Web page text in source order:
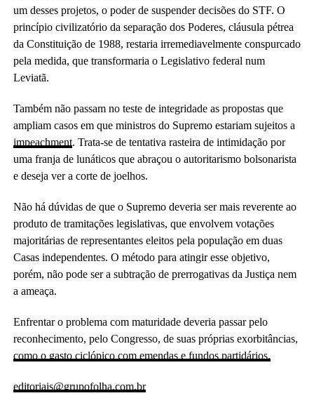
um desses projetos, o poder de suspender decisões do STF. O
princípio civilizatório da separação dos Poderes, cláusula pétrea
da Constituição de 1988, restaria irremediavelmente conspurcado
pela medida, que transformaria o Legislativo federal num
Leviatã.
Também não passam no teste de integridade as propostas que
ampliam casos em que ministros do Supremo estariam sujeitos a
impeachment. Trata-se de tentativa rasteira de intimidação por
uma franja de lunáticos que abraçou o autoritarismo bolsonarista
e deseja ver a corte de joelhos.
Não há dúvidas de que o Supremo deveria ser mais reverente ao
produto de tramitações legislativas, que envolvem votações
majoritárias de representantes eleitos pela população em duas
Casas independentes. O método para atingir esse objetivo,
porém, não pode ser a subtração de prerrogativas da Justiça nem
a ameaça.
Enfrentar o problema com maturidade deveria passar pelo
reconhecimento, pelo Congresso, de suas próprias exorbitâncias,
como o gasto ciclópico com emendas e fundos partidários.
editoriais@grupofolha.com.br